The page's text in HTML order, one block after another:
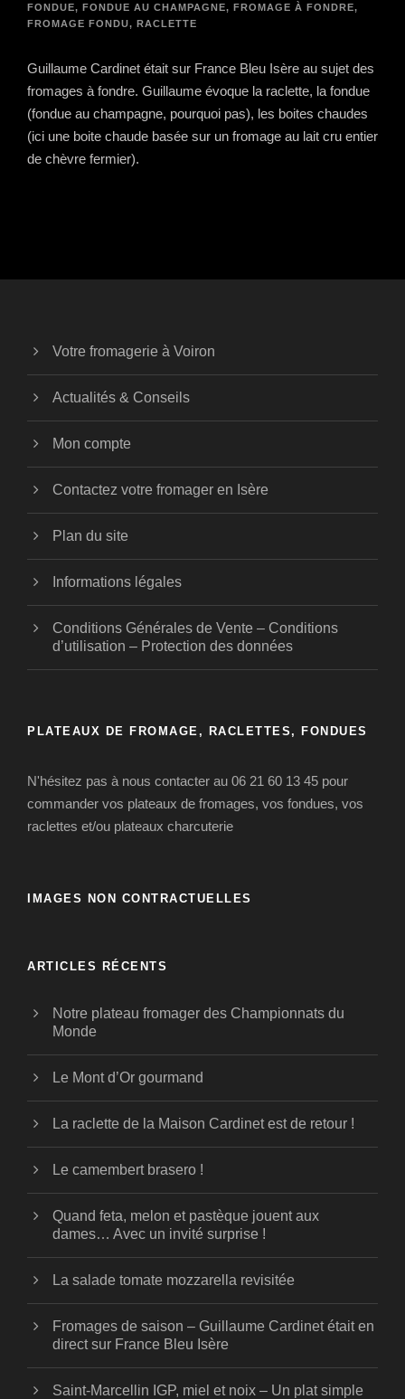
FONDUE, FONDUE AU CHAMPAGNE, FROMAGE À FONDRE,
FROMAGE FONDU, RACLETTE
Guillaume Cardinet était sur France Bleu Isère au sujet des
fromages à fondre. Guillaume évoque la raclette, la fondue
(fondue au champagne, pourquoi pas), les boites chaudes
(ici une boite chaude basée sur un fromage au lait cru entier
de chèvre fermier).
Votre fromagerie à Voiron
Actualités & Conseils
Mon compte
Contactez votre fromager en Isère
Plan du site
Informations légales
Conditions Générales de Vente – Conditions
d’utilisation – Protection des données
PLATEAUX DE FROMAGE, RACLETTES, FONDUES
N'hésitez pas à nous contacter au 06 21 60 13 45 pour
commander vos plateaux de fromages, vos fondues, vos
raclettes et/ou plateaux charcuterie
IMAGES NON CONTRACTUELLES
ARTICLES RÉCENTS
Notre plateau fromager des Championnats du
Monde
Le Mont d’Or gourmand
La raclette de la Maison Cardinet est de retour !
Le camembert brasero !
Quand feta, melon et pastèque jouent aux
dames… Avec un invité surprise !
La salade tomate mozzarella revisitée
Fromages de saison – Guillaume Cardinet était en
direct sur France Bleu Isère
Saint-Marcellin IGP, miel et noix – Un plat simple